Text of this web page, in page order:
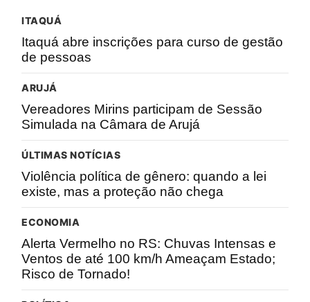
ITAQUÁ
Itaquá abre inscrições para curso de gestão
de pessoas
ARUJÁ
Vereadores Mirins participam de Sessão
Simulada na Câmara de Arujá
ÚLTIMAS NOTÍCIAS
Violência política de gênero: quando a lei
existe, mas a proteção não chega
ECONOMIA
Alerta Vermelho no RS: Chuvas Intensas e
Ventos de até 100 km/h Ameaçam Estado;
Risco de Tornado!